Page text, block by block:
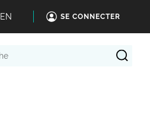
EN SE CONNECTER